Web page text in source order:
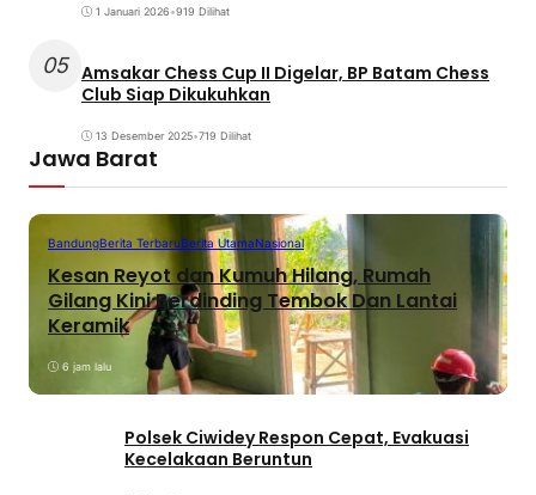
1 Januari 2026•919 Dilihat
05 Amsakar Chess Cup II Digelar, BP Batam Chess
Club Siap Dikukuhkan
13 Desember 2025•719 Dilihat
Jawa Barat
BandungBerita TerbaruBerita UtamaNasional
Kesan Reyot dan Kumuh Hilang, Rumah
Gilang Kini Berdinding Tembok Dan Lantai
Keramik
6 jam lalu
Polsek Ciwidey Respon Cepat, Evakuasi
Kecelakaan Beruntun